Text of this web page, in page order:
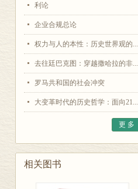
利论
企业合规总论
权力与人的本性：历史世界观的...
去往廷巴克图：穿越撒哈拉的非...
罗马共和国的社会冲突
大变革时代的历史哲学：面向21...
更 多
相关图书